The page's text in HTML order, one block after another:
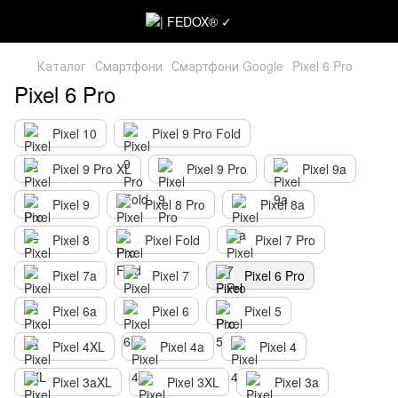
Каталог Смартфони Смартфони Google Pixel 6 Pro
Pixel 6 Pro
Pixel 10
Pixel 9 Pro Fold
Pixel 9 Pro XL
Pixel 9 Pro
Pixel 9a
Pixel 9
Pixel 8 Pro
Pixel 8a
Pixel 8
Pixel Fold
Pixel 7 Pro
Pixel 7a
Pixel 7
Pixel 6 Pro
Pixel 6a
Pixel 6
Pixel 5
Pixel 4XL
Pixel 4a
Pixel 4
Pixel 3aXL
Pixel 3XL Pixel 3a